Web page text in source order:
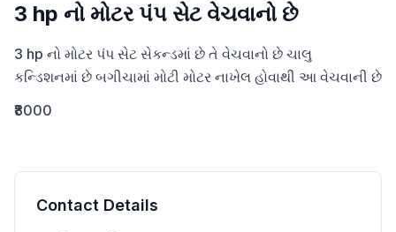
3 hp નો મોટર પંપ સેટ વેચવાનો છે
3 hp નો મોટર પંપ સેટ સેકન્ડમાં છે તે વેચવાનો છે ચાલુ
કન્ડિશનમાં છે બગીચામાં મોટી મોટર નાખેલ હોવાથી આ વેચવાની છે
₹8000
Contact Details